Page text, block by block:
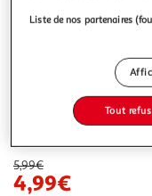
Plus d'options
Vendu parASD
5,99€
4,99€
Liste de nos partenaires
Tout